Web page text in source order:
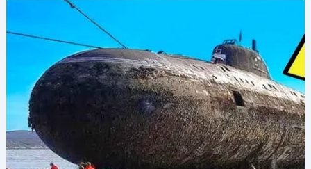
Позже вечером я выложила финальное
обновление на форум:
“Финал: место вернула, урок преподала. Главное
— напомнила себе, что нужно стоять за себя,
даже в мелочах. А если увидите, как кто-то
пытается нагло пробраться на лучшее место —
не бойтесь поставить их на место. Иногда
немного креативности творит чудеса.”
Пост мгновенно стал вирусным. Тысячи людей